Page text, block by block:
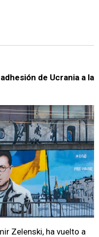
de Ucrania a la
Zelenski, ha vuelto a